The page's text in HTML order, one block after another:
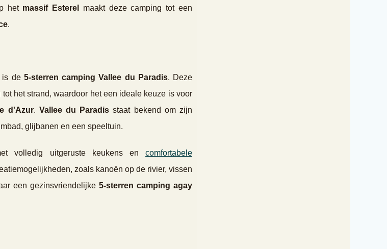
het massif Esterel
maakt deze camping tot een
.
is de 5-sterren camping Vallee du Paradis. Deze
het strand, waardoor het een ideale keuze is voor
d'Azur. Vallee du Paradis staat bekend om zijn
glijbanen en een speeltuin.
volledig uitgeruste keukens encomfortabele
zoals kanoën op de rivier, vissen
een gezinsvriendelijke 5-sterren camping agay